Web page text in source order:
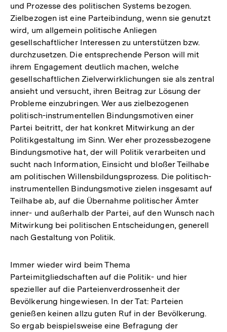
und Prozesse des politischen Systems bezogen.
Zielbezogen ist eine Parteibindung, wenn sie genutzt
wird, um allgemein politische Anliegen
gesellschaftlicher Interessen zu unterstützen bzw.
durchzusetzen. Die entsprechende Person will mit
ihrem Engagement deutlich machen, welche
gesellschaftlichen Zielverwirklichungen sie als zentral
ansieht und versucht, ihren Beitrag zur Lösung der
Probleme einzubringen. Wer aus zielbezogenen
politisch-instrumentellen Bindungsmotiven einer
Partei beitritt, der hat konkret Mitwirkung an der
Politikgestaltung im Sinn. Wer eher prozessbezogene
Bindungsmotive hat, der will Politik verarbeiten und
sucht nach Information, Einsicht und bloßer Teilhabe
am politischen Willensbildungsprozess. Die politisch-
instrumentellen Bindungsmotive zielen insgesamt auf
Teilhabe ab, auf die Übernahme politischer Ämter
inner- und außerhalb der Partei, auf den Wunsch nach
Mitwirkung bei politischen Entscheidungen, generell
nach Gestaltung von Politik.
Immer wieder wird beim Thema
Parteimitgliedschaften auf die Politik- und hier
spezieller auf die Parteienverdrossenheit der
Bevölkerung hingewiesen. In der Tat: Parteien
genießen keinen allzu guten Ruf in der Bevölkerung.
So ergab beispielsweise eine Befragung der